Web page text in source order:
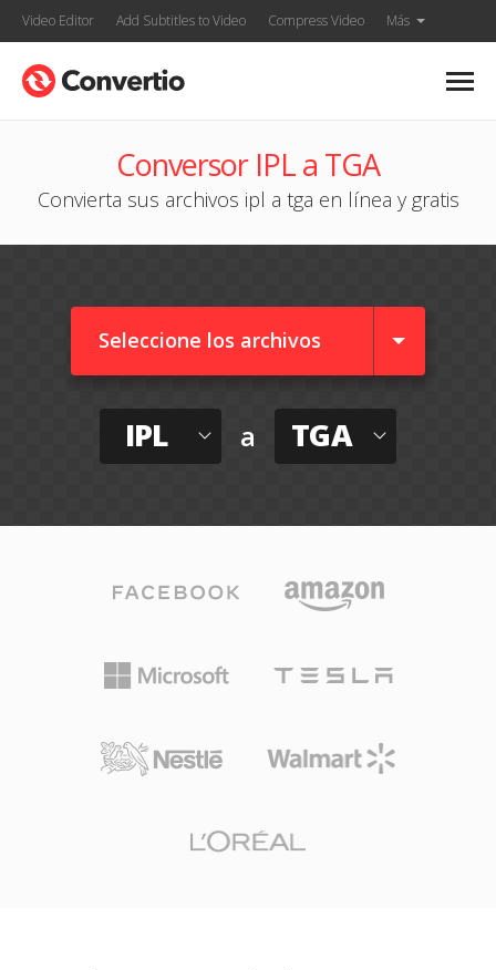
Video Editor Add Subtitles to Video Compress Video Más
Conversor IPL a TGA
Convierta sus archivos ipl a tga en línea y gratis
Seleccione los archivos
IPL a TGA